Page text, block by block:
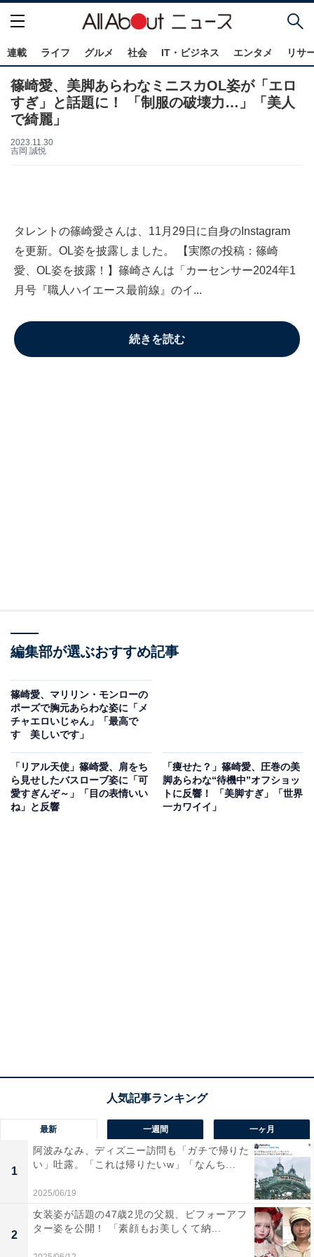
連載 ライフ グルメ 社会 IT・ビジネス エンタメ リサ
篠崎愛、美脚あらわなミニスカOL姿が「エロ
すぎ」と話題に！ 「制服の破壊力…」「美人
で綺麗」
2023.11.30
吉岡 誠悦
タレントの篠崎愛さんは、11月29日に自身のInstagram
を更新。OL姿を披露しました。 【実際の投稿：篠崎
愛、OL姿を披露！】篠崎さんは「カーセンサー2024年1
月号『職人ハイエース最前線』のイ...
続きを読む
編集部が選ぶおすすめ記事
篠崎愛、マリリン・モンローの
ポーズで胸元あらわな姿に「メ
チャエロいじゃん」「最高で
す 美しいです」
「リアル天使」篠崎愛、肩をち
ら見せしたバスローブ姿に「可
愛すぎんぞ～」「目の表情いい
ね」と反響
「痩せた？」篠崎愛、圧巻の美
脚あらわな“待機中”オフショッ
トに反響！ 「美脚すぎ」「世界
一カワイイ」
最新 一週間 一ヶ月
1
阿波みなみ、ディズニー訪問も「ガチで帰りた
い」吐露。「これは帰りたいw」「なんち...
2025/06/19
2
女装姿が話題の47歳2児の父親、ビフォーアフ
ター姿を公開！ 「素顔もお美しくて納...